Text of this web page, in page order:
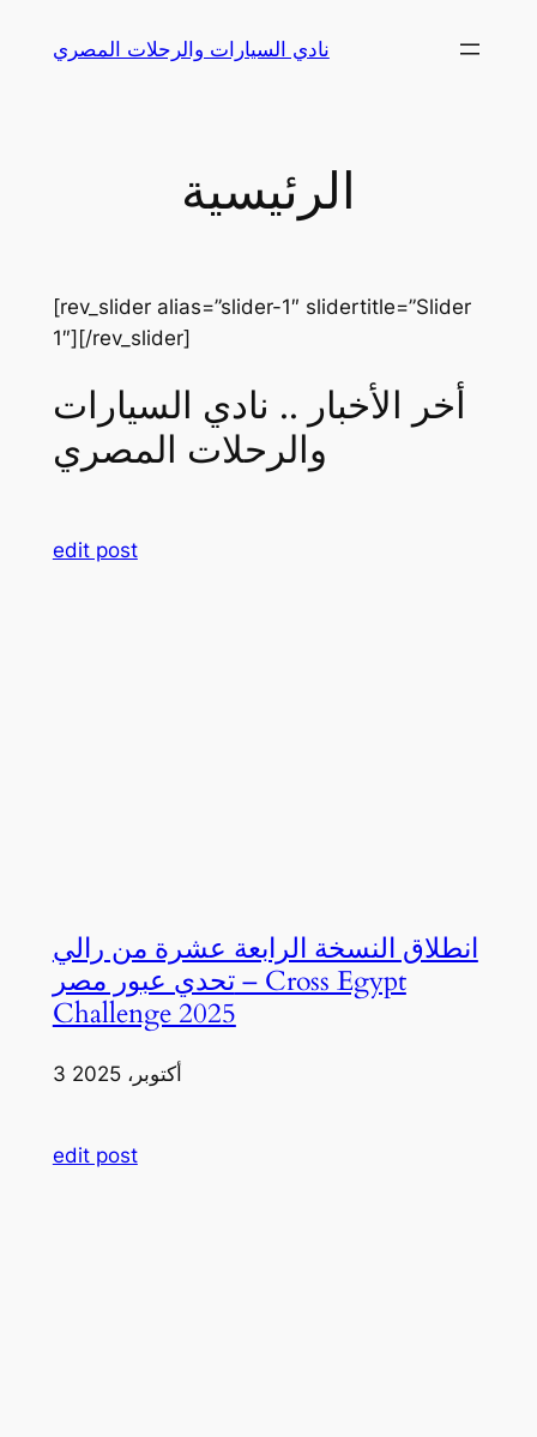
نادي السيارات والرحلات المصري
الرئيسية
[rev_slider alias=”slider-1″ slidertitle=”Slider
1″][/rev_slider]
أخر الأخبار .. نادي السيارات
والرحلات المصري
edit post
انطلاق النسخة الرابعة عشرة من رالي
تحدي عبور مصر – Cross Egypt
Challenge 2025
3 أكتوبر، 2025
edit post